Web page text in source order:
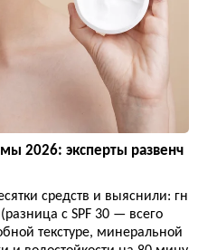
2026: эксперты развенч
средств и выяснили: гн
с SPF 30 — всего
текстуре, минеральной